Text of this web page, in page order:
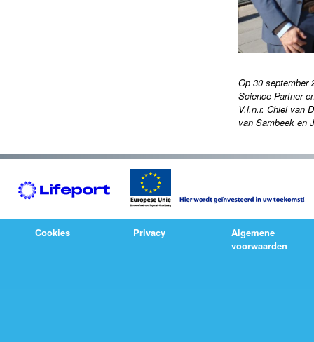
Op 30 september
Science Partner
V.l.n.r. Chiel van
van Sambeek en
Cookies Privacy
Algemene
voorwaarden